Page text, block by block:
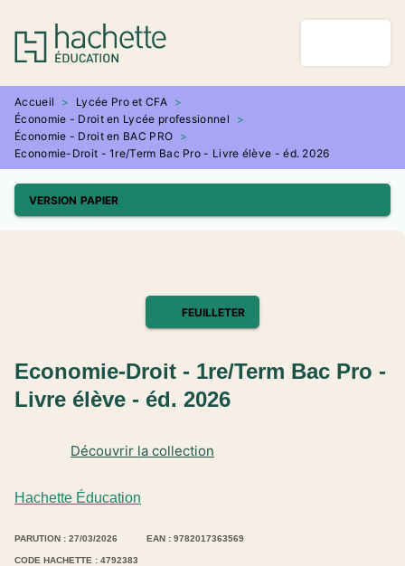
MENU RECHERCHE
PIED DE PAGE
Accueil > Lycée Pro et CFA >
Économie - Droit en Lycée professionnel
>
Économie - Droit en BAC PRO >
Economie-Droit - 1re/Term Bac Pro - Livre élève - éd. 2026
VERSION PAPIER
FEUILLETER
Hachette Éducation
Découvrir la collection
Economie-Droit - 1re/Term Bac Pro -
Livre élève - éd. 2026
PARUTION : 27/03/2026 EAN : 9782017363569
CODE HACHETTE : 4792383